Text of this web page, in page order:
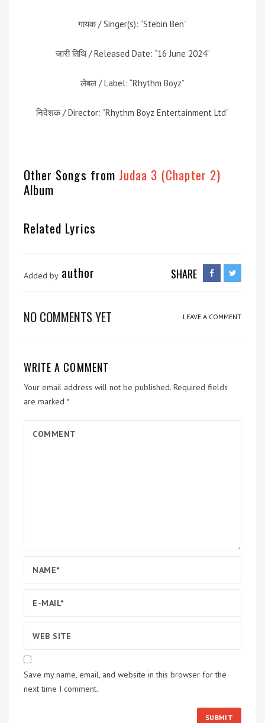
गायक / Singer(s): “Stebin Ben”
जारी तिथि / Released Date: “16 June 2024”
लेबल / Label: “Rhythm Boyz”
निदेशक / Director: “Rhythm Boyz Entertainment Ltd”
Other Songs from Judaa 3 (Chapter 2)
Album
Related Lyrics
Added by author SHARE
NO COMMENTS YET LEAVE A COMMENT
WRITE A COMMENT
Your email address will not be published. Required fields
are marked *
Save my name, email, and website in this browser for the
next time I comment.